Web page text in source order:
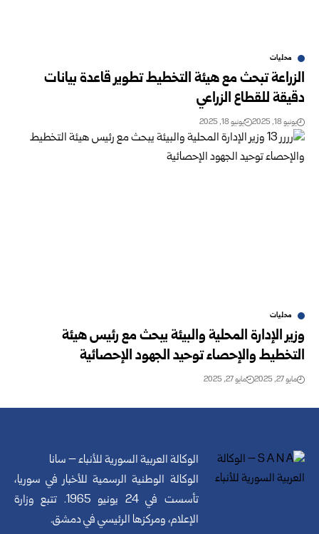
محليات
الزراعة تبحث مع هيئة التخطيط تطوير قاعدة بيانات
دقيقة للقطاع الزراعي
يونيو 18, 2025 يونيو 18, 2025
محليات
وزير الإدارة المحلية والبيئة يبحث مع رئيس هيئة
التخطيط والإحصاء توحيد الجهود الإحصائية
مايو 27, 2025 مايو 27, 2025
الوكالة العربية السورية للأنباء – سانا
الوكالة الوطنية الرسمية للأخبار في سوريا،
تأسست في 24 يونيو 1965. تتبع وزارة
الإعلام، ومركزها الرئيسي في دمشق.